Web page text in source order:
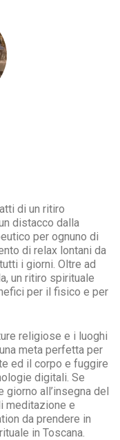
di un ritiro
distacco dalla
per ognuno di
di relax lontani da
i giorni. Oltre ad
un ritiro spirituale
per il fisico e per
religiose e i luoghi
meta perfetta per
ed il corpo e fuggire
digitali. Se
all’insegna del
meditazione e
da prendere in
in Toscana.